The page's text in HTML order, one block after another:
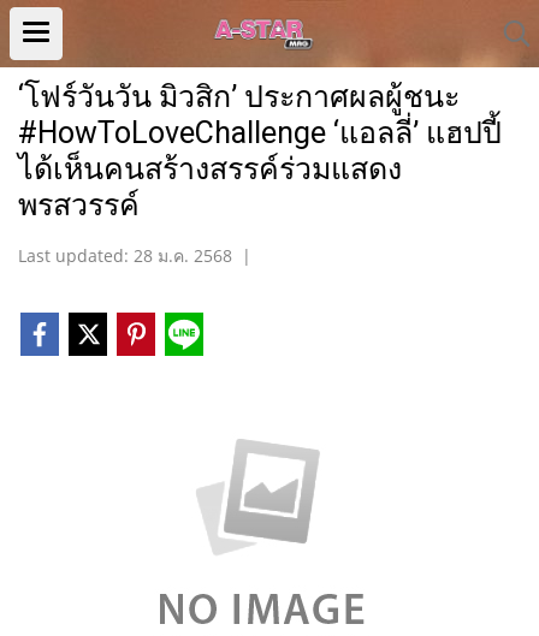
‘โฟร์วันวัน มิวสิก’ ประกาศผลผู้ชนะ
#HowToLoveChallenge ‘แอลลี่’ แฮปปี้
ได้เห็นคนสร้างสรรค์ร่วมแสดง
พรสวรรค์
Last updated: 28 ม.ค. 2568 |